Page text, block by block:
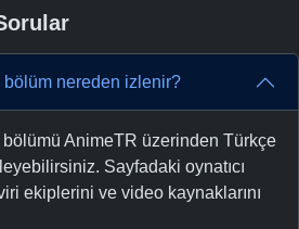
nereden izlenir?
AnimeTR üzerinden Türkçe
Sayfadaki oynatıcı
ekiplerini ve video kaynaklarını